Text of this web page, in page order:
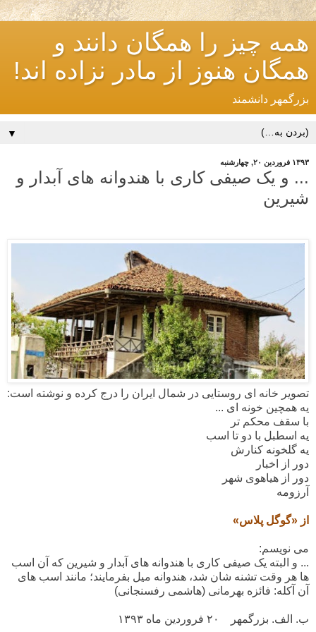
همه چیز را همگان دانند و
همگان هنوز از مادر نزاده اند!
بزرگمهر دانشمند
▼
۱۳۹۳ فروردین ۲۰, چهارشنبه
... و یک صیفی کاری با هندوانه های آبدار و
شیرین
تصویر خانه ای روستایی در شمال ایران را درج کرده و نوشته است:
یه همچین خونه ای ...
با سقف محکم تر
یه اسطبل با دو تا اسب
یه گلخونه کنارش
دور از اخبار
دور از هیاهوی شهر
آرزومه
از «گوگل پلاس»
می نویسم:
... و البته یک صیفی کاری با هندوانه های آبدار و شیرین که آن اسب
ها هر وقت تشنه شان شد، هندوانه میل بفرمایند؛ مانند اسب های
آن آکله: فائزه بهرمانی (هاشمی رفسنجانی)
ب. الف. بزرگمهر ۲۰ فروردین ماه ۱۳۹۳